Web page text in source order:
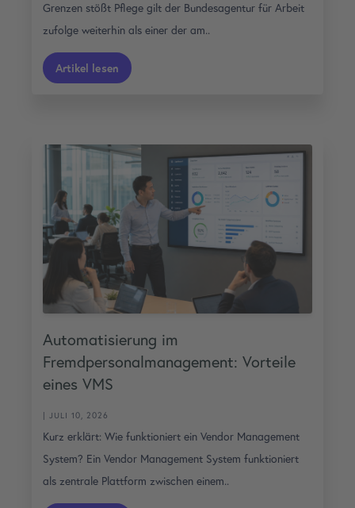
Grenzen stößt Pflege gilt der Bundesagentur für Arbeit
zufolge weiterhin als einer der am..
Artikel lesen
Automatisierung im
Fremdpersonalmanagement: Vorteile
eines VMS
| JULI 10, 2026
Kurz erklärt: Wie funktioniert ein Vendor Management
System? Ein Vendor Management System funktioniert
als zentrale Plattform zwischen einem..